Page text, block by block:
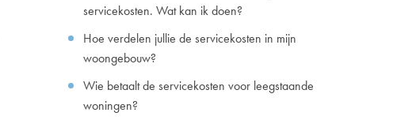
servicekosten. Wat kan ik doen?
Hoe verdelen jullie de servicekosten in mijn
woongebouw?
Wie betaalt de servicekosten voor leegstaande
woningen?